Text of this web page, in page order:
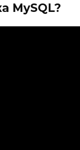
MySQL?